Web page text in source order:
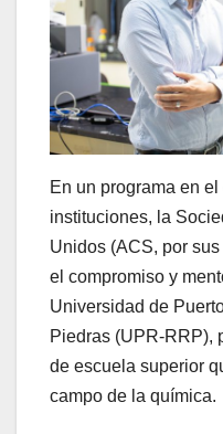
En un programa en
instituciones, la
Unidos (ACS, por
el compromiso y
Universidad de
Piedras (UPR-RRP),
de escuela superior
campo de la química.